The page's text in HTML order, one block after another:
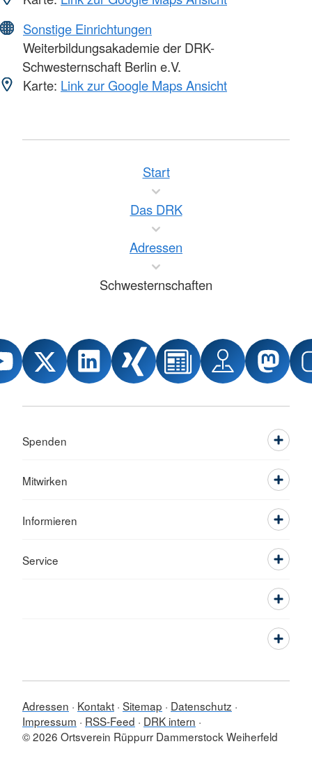
Sonstige Einrichtungen
Weiterbildungsakademie der DRK-
Schwesternschaft Berlin e.V.
Karte: Link zur Google Maps Ansicht
Start
Das DRK
Adressen
Schwesternschaften
Spenden
Mitwirken
Informieren
Service
Adressen Kontakt Sitemap
Datenschutz
Impressum
RSS-Feed
DRK intern
© 2026 Ortsverein Rüppurr Dammerstock Weiherfeld